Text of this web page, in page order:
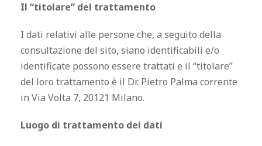
Il “titolare” del trattamento
I dati relativi alle persone che, a seguito della
consultazione del sito, siano identificabili e/o
identificate possono essere trattati e il “titolare”
del loro trattamento è il Dr. Pietro Palma corrente
in Via Volta 7, 20121 Milano.
Luogo di trattamento dei dati